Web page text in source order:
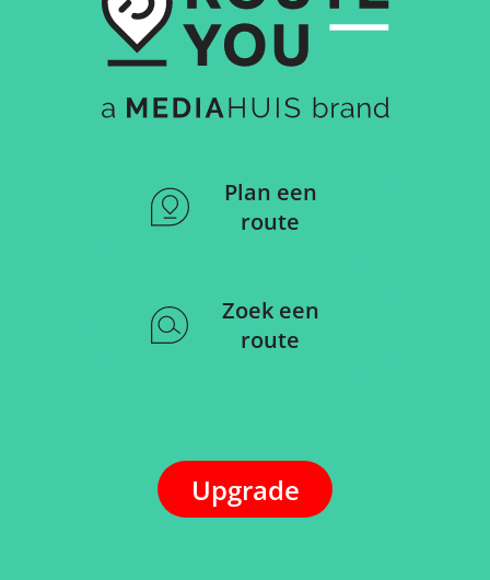
Plan een
route
Zoek een
route
Upgrade